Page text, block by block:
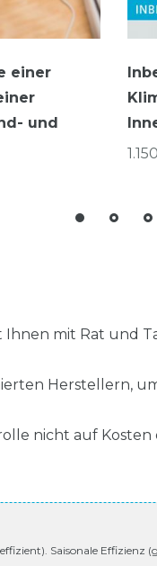
einer
und
mit Rat und
Herstellern,
nicht auf Kosten
Saisonale Effizienz